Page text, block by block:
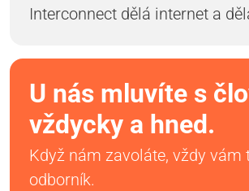
Interconnect dělá internet a
U nás mluvíte s
vždycky a hned.
Když nám zavoláte, vždy vám
odborník.